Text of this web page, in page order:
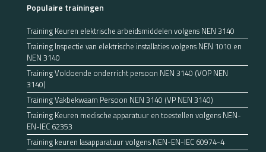
Populaire trainingen
Training Keuren elektrische arbeidsmiddelen volgens NEN 3140
Training Inspectie van elektrische installaties volgens NEN 1010 en
NEN 3140
Training Voldoende onderricht persoon NEN 3140 (VOP NEN
3140)
Training Vakbekwaam Persoon NEN 3140 (VP NEN 3140)
Training Keuren medische apparatuur en toestellen volgens NEN-
EN-IEC 62353
Training keuren lasapparatuur volgens NEN-EN-IEC 60974-4